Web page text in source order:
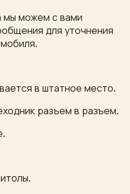
мы можем с вами
для уточнения
в штатное место.
разъем в разъем.